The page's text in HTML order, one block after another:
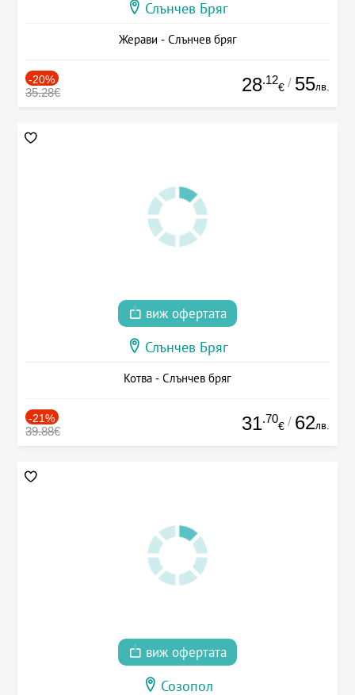
Слънчев Бряг
Жерави - Слънчев бряг
-20%
35.28€ 28.12
€ / 55лв.
виж офертата
Слънчев Бряг
Котва - Слънчев бряг
-21%
39.88€ 31.70
€ / 62лв.
виж офертата
Созопол